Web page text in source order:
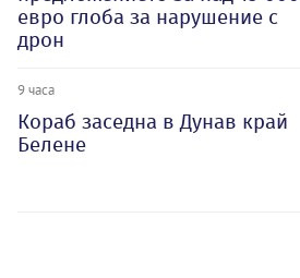
евро глоба за нарушение с
дрон
9 часа
Кораб заседна в Дунав край
Белене